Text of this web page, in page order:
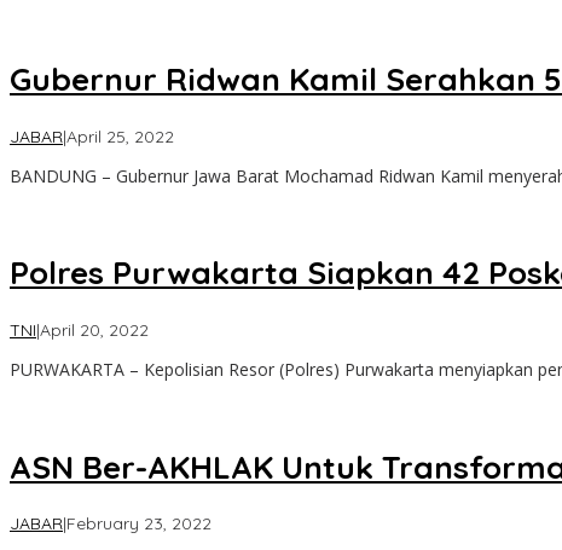
Gubernur Ridwan Kamil
JABAR|April 25, 2022
BANDUNG – Gubernur Jawa Barat Mochamad Ridwan Kamil
Polres Purwakarta Siapkan 42
TNI|April 20, 2022
PURWAKARTA – Kepolisian Resor (Polres) Purwakarta menyiapkan
ASN Ber-AKHLAK Untuk
JABAR|February 23, 2022